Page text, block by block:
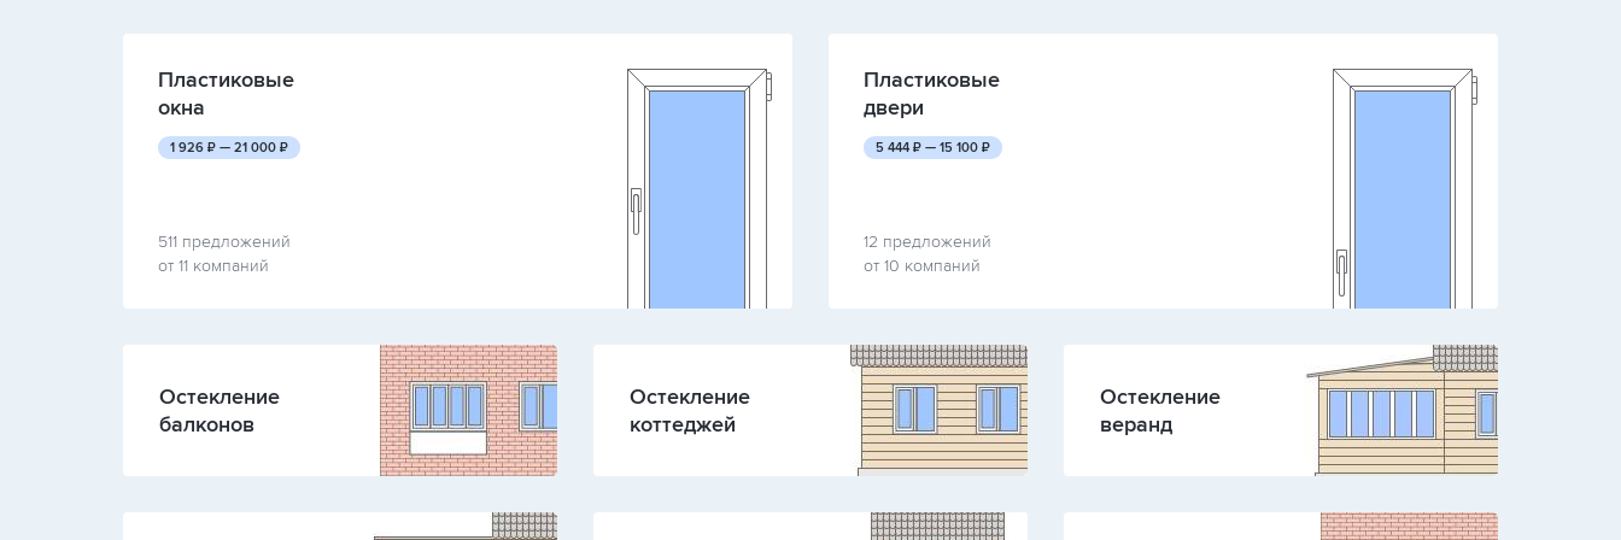
Пластиковые
окна
1 926 руб.
₽ — 21 000 руб.
₽
511 предложений
от 11 компаний
Пластиковые
двери
5 444 руб.
₽ — 15 100 руб.
₽
12 предложений
от 10 компаний
Остекление
балконов
Остекление
коттеджей
Остекление
веранд